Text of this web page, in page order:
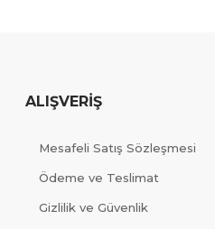
ALIŞVERİŞ
Mesafeli Satış Sözleşmesi
Ödeme ve Teslimat
Gizlilik ve Güvenlik